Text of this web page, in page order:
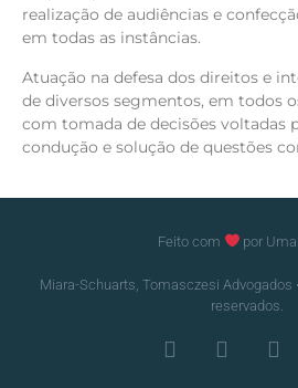
realização de audiências e
em todas as instâncias.
Atuação na defesa dos direitos e
de diversos segmentos, em todos
com tomada de decisões voltadas
condução e solução de questões
Feito com por
Miara-Schuarts, Tomasczesi Advogados
reservados.